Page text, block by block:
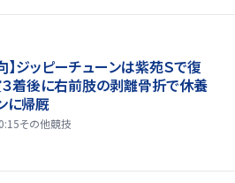
】ジッピーチューンは紫苑Ｓで復
着後に右前肢の剥離骨折で休養
に帰厩
その他競技